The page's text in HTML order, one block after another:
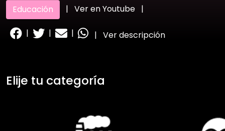
Educación
| Ver en Youtube |
| | | | Ver descripción
Elije tu categoría